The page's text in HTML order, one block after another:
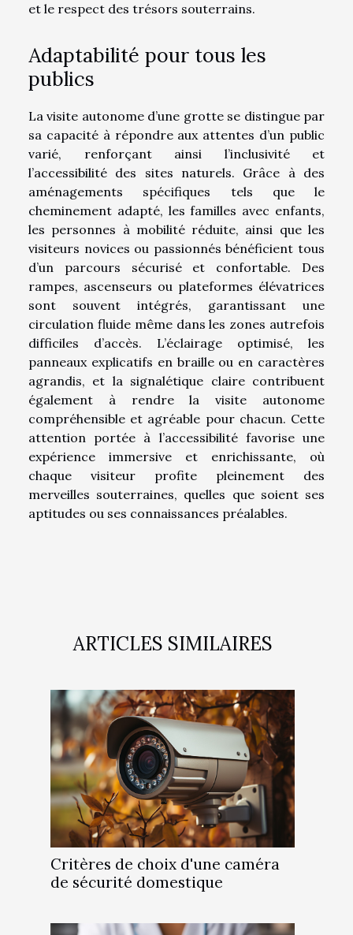
et le respect des trésors souterrains.
Adaptabilité pour tous les
publics
La visite autonome d’une grotte se distingue par
sa capacité à répondre aux attentes d’un public
varié, renforçant ainsi l’inclusivité et
l’accessibilité des sites naturels. Grâce à des
aménagements spécifiques tels que le
cheminement adapté, les familles avec enfants,
les personnes à mobilité réduite, ainsi que les
visiteurs novices ou passionnés bénéficient tous
d’un parcours sécurisé et confortable. Des
rampes, ascenseurs ou plateformes élévatrices
sont souvent intégrés, garantissant une
circulation fluide même dans les zones autrefois
difficiles d’accès. L’éclairage optimisé, les
panneaux explicatifs en braille ou en caractères
agrandis, et la signalétique claire contribuent
également à rendre la visite autonome
compréhensible et agréable pour chacun. Cette
attention portée à l’accessibilité favorise une
expérience immersive et enrichissante, où
chaque visiteur profite pleinement des
merveilles souterraines, quelles que soient ses
aptitudes ou ses connaissances préalables.
ARTICLES SIMILAIRES
Critères de choix d'une caméra
de sécurité domestique